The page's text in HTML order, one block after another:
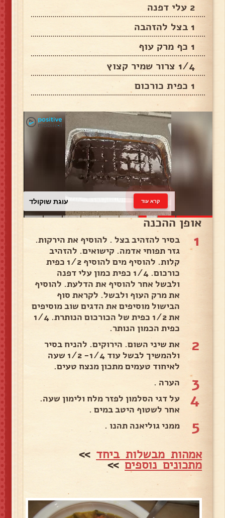
2 עלי דפנה
1 בצל להזהבה
1 כף מרק עוף
1/4 צרור שמיר קצוץ
1 כפית כורכום
עוגת שוקולד קרא עוד
אופן ההכנה
1
בסיר להזהיב בצל . להוסיף את הירקות.
גזר תפוחי אדמה. קישואים. להזהיב
קלות. להוסיף מים להוסיף 1/2 כפית
כורכום. 1/4 כפית כמון עלי דפנה
ולבשל אחר להוסיף את הדלעת. להוסיף
את מרק העוף ולבשל. לקראת סוף
הבישול מוסיפים את הדגים שוב מוסיפים
את 1/2 כפית של הכורכום הנותרת. 1/4
כפית הכמון הנותר.
2
את שיני השום. הירוקים. להניח בסיר
ולהמשיך לבשל עוד 1/4- 1/2 שעה
לאיחוד טעמים מתכון מנצח טעים.
3 הערה .
4
על דגי הסלמון לפזר מלח ולימון שעה.
אחר לשטוף היטב במים .
5 ממני גוליאנה תהנו .
אמהות מבשלות ביחד >>
מתכונים נוספים>>